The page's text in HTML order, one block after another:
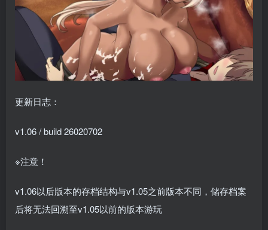
更新日志：
v1.06 / build 26020702
※注意！
v1.06以后版本的存档结构与v1.05之前版本不同，储存档案
后将无法回溯至v1.05以前的版本游玩